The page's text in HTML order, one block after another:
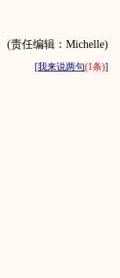
(责任编辑：Michelle)
[我来说两句(1条)]